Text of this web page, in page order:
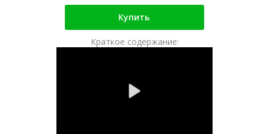
Купить
Краткое содержание: